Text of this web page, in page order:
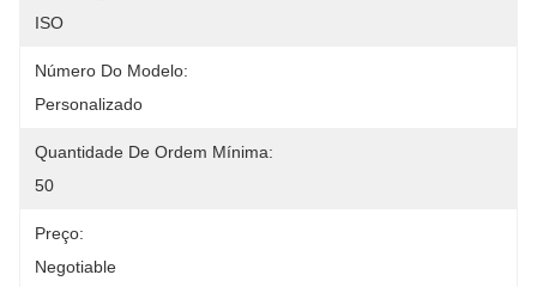
ISO
Número Do Modelo:
Personalizado
Quantidade De Ordem Mínima:
50
Preço:
Negotiable